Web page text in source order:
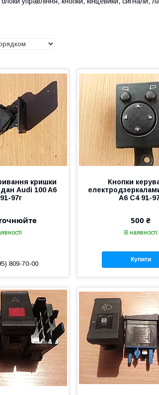
кришки
Audi 100 A6
97г
809-70-00
Кнопки
A6 C4 91-
500 ₴
В наявності
Купити